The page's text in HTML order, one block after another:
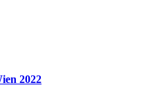
2022